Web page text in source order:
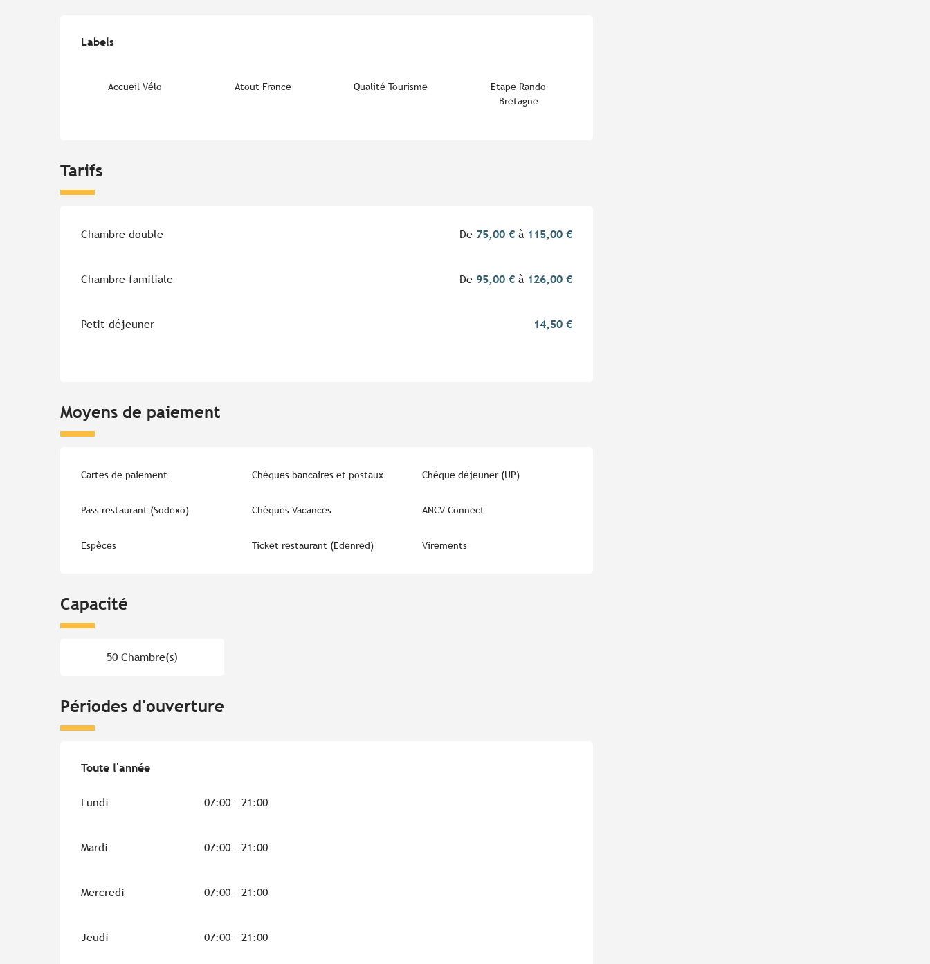
Labels
Labels
Accueil Vélo Atout France Qualité Tourisme
Etape Rando
Bretagne
Tarifs
Tarifs 2026
Chambre double De 75,00 € à 115,00 €
Chambre familiale De 95,00 € à 126,00 €
Petit-déjeuner 14,50 €
Moyens de paiement
Cartes de paiement Chèques bancaires et postaux Chèque déjeuner (UP)
Pass restaurant (Sodexo) Chèques Vacances ANCV Connect
Espèces Ticket restaurant (Edenred) Virements
Capacité
50 Chambre(s)
Périodes d'ouverture
Toute l'année
Toute l'année
Lundi 07:00 - 21:00
Mardi 07:00 - 21:00
Mercredi 07:00 - 21:00
Jeudi 07:00 - 21:00